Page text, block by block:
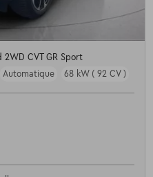
2WD CVT GR Sport
Automatique 68 kW ( 92 CV )